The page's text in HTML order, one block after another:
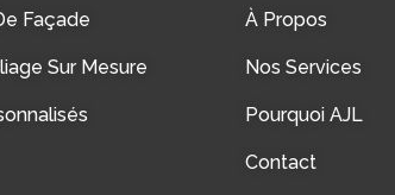
Façade
Sur Mesure
À Propos
Nos Services
Pourquoi AJL
Contact